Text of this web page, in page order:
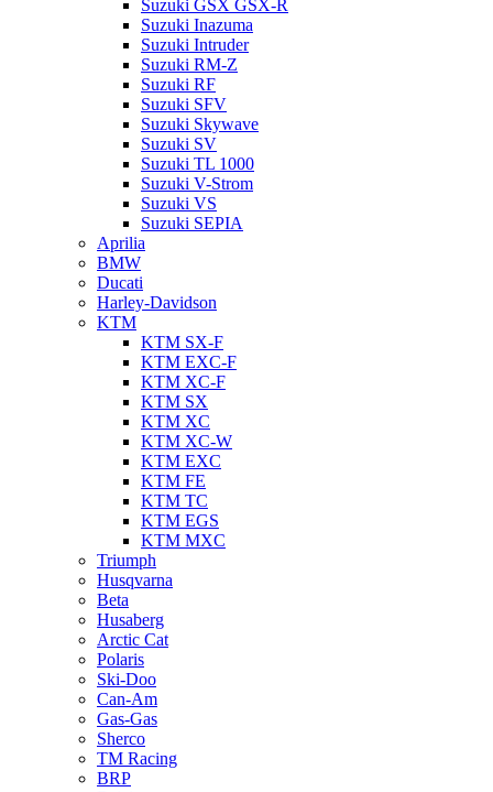
Suzuki GSX GSX-R
Suzuki Inazuma
Suzuki Intruder
Suzuki RM-Z
Suzuki RF
Suzuki SFV
Suzuki Skywave
Suzuki SV
Suzuki TL 1000
Suzuki V-Strom
Suzuki VS
Suzuki SEPIA
Aprilia
BMW
Ducati
Harley-Davidson
KTM
KTM SX-F
KTM EXC-F
KTM XC-F
KTM SX
KTM XC
KTM XC-W
KTM EXC
KTM FE
KTM TC
KTM EGS
KTM MXC
Triumph
Husqvarna
Beta
Husaberg
Arctic Cat
Polaris
Ski-Doo
Can-Am
Gas-Gas
Sherco
TM Racing
BRP